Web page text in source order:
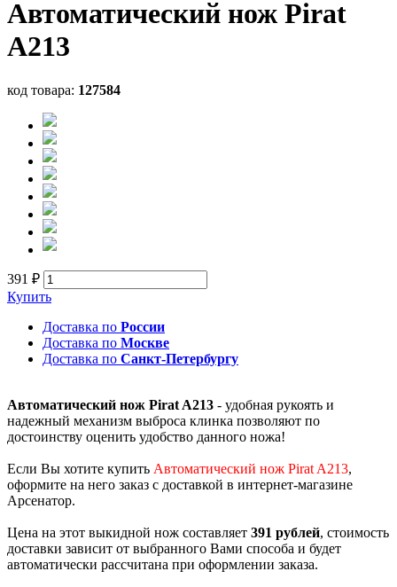
Автоматический нож Pirat
A213
код товара: 127584
391 ₽
Купить
Доставка по России
Доставка по Москве
Доставка по Санкт-Петербургу
Автоматический нож Pirat A213 - удобная рукоять и
надежный механизм выброса клинка позволяют по
достоинству оценить удобство данного ножа!
Если Вы хотите купить Автоматический нож Pirat A213,
оформите на него заказ с доставкой в интернет-магазине
Арсенатор.
Цена на этот выкидной нож составляет 391 рублей, стоимость
доставки зависит от выбранного Вами способа и будет
автоматически рассчитана при оформлении заказа.